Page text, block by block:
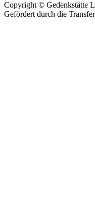
Copyright © Gedenkstätte
Gefördert durch die